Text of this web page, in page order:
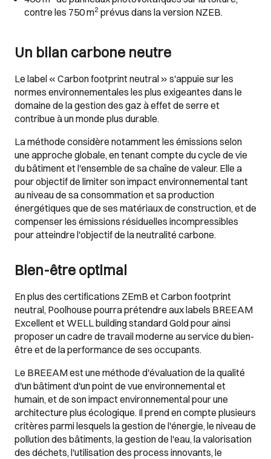
contre les 750 m2 prévus dans la version NZEB.
Un bilan carbone neutre
Le label « Carbon footprint neutral » s'appuie sur les
normes environnementales les plus exigeantes dans le
domaine de la gestion des gaz à effet de serre et
contribue à un monde plus durable.
La méthode considère notamment les émissions selon
une approche globale, en tenant compte du cycle de vie
du bâtiment et l'ensemble de sa chaîne de valeur. Elle a
pour objectif de limiter son impact environnemental tant
au niveau de sa consommation et sa production
énergétiques que de ses matériaux de construction, et de
compenser les émissions résiduelles incompressibles
pour atteindre l'objectif de la neutralité carbone.
Bien-être optimal
En plus des certifications ZEmB et Carbon footprint
neutral, Poolhouse pourra prétendre aux labels BREEAM
Excellent et WELL building standard Gold pour ainsi
proposer un cadre de travail moderne au service du bien-
être et de la performance de ses occupants.
Le BREEAM est une méthode d'évaluation de la qualité
d'un bâtiment d'un point de vue environnemental et
humain, et de son impact environnemental pour une
architecture plus écologique. Il prend en compte plusieurs
critères parmi lesquels la gestion de l'énergie, le niveau de
pollution des bâtiments, la gestion de l'eau, la valorisation
des déchets, l'utilisation des process innovants, le